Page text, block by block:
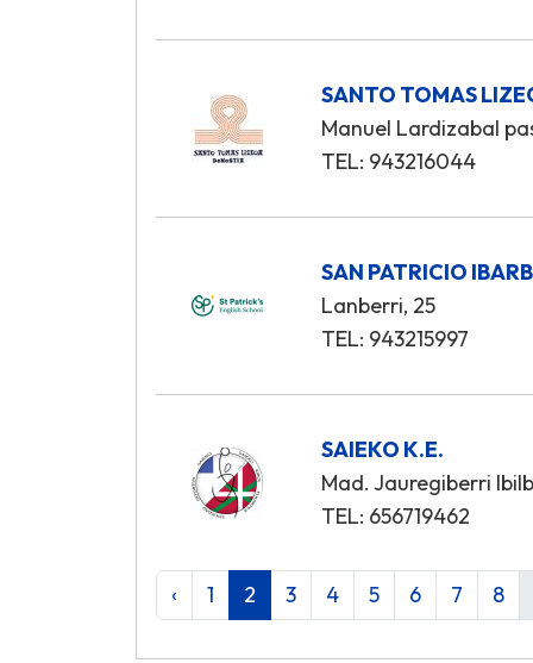
SANTO TOMAS
Manuel Lardizabal
TEL: 943216044
SAN PATRICIO
Lanberri, 25
TEL: 943215997
SAIEKO K.E.
Mad. Jauregiberri
TEL: 656719462
‹ 1 2 3 4 5 6 7 8